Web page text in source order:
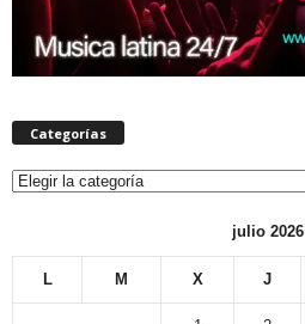
Categorías
Categorías
julio 2026
L M X J